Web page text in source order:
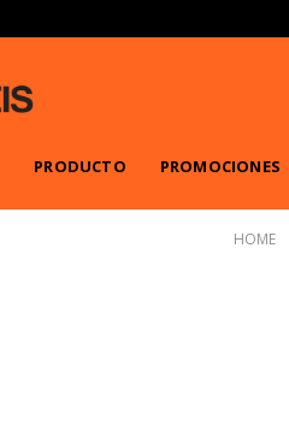
PRODUCTO PROMOCIONES
HOME